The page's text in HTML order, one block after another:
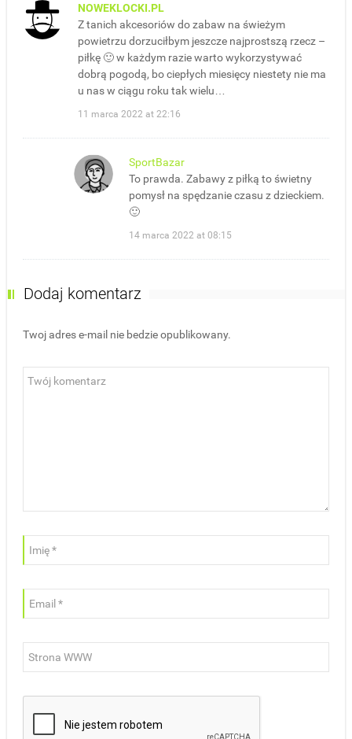
NOWEKLOCKI.PL
Z tanich akcesoriów do zabaw na świeżym
powietrzu dorzuciłbym jeszcze najprostszą rzecz –
piłkę 🙂 w każdym razie warto wykorzystywać
dobrą pogodą, bo ciepłych miesięcy niestety nie ma
u nas w ciągu roku tak wielu…
11 marca 2022 at 22:16
SportBazar
To prawda. Zabawy z piłką to świetny
pomysł na spędzanie czasu z dzieckiem.
🙂
14 marca 2022 at 08:15
Dodaj komentarz
Twoj adres e-mail nie bedzie opublikowany.